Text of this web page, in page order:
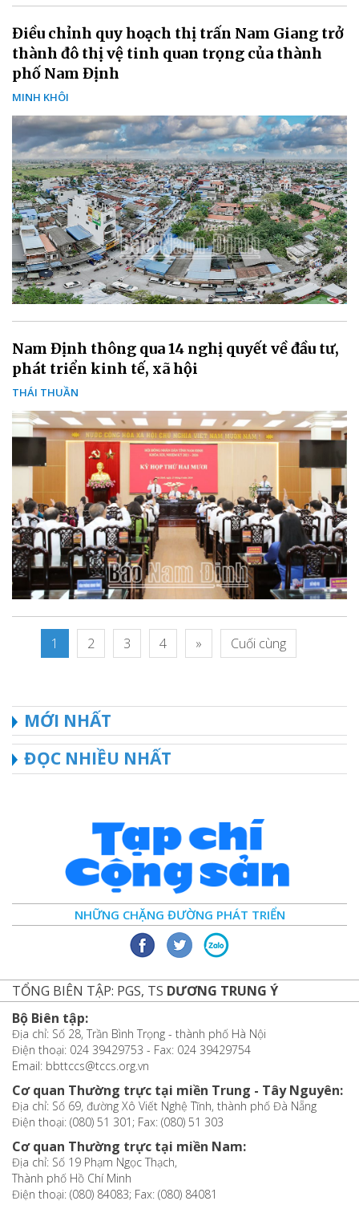
Điều chỉnh quy hoạch thị trấn Nam Giang trở
thành đô thị vệ tinh quan trọng của thành
phố Nam Định
MINH KHÔI
Nam Định thông qua 14 nghị quyết về đầu tư,
phát triển kinh tế, xã hội
THÁI THUẦN
1 2 3 4 » Cuối cùng
MỚI NHẤT
ĐỌC NHIỀU NHẤT
NHỮNG CHẶNG ĐƯỜNG PHÁT TRIỂN
TỔNG BIÊN TẬP: PGS, TS DƯƠNG TRUNG Ý
Bộ Biên tập:
Địa chỉ: Số 28, Trần Bình Trọng - thành phố Hà Nội
Điện thoại: 024 39429753 - Fax: 024 39429754
Email: bbttccs@tccs.org.vn
Cơ quan Thường trực tại miền Trung - Tây Nguyên:
Địa chỉ: Số 69, đường Xô Viết Nghệ Tĩnh, thành phố Đà Nẵng
Điện thoại: (080) 51 301; Fax: (080) 51 303
Cơ quan Thường trực tại miền Nam:
Địa chỉ: Số 19 Phạm Ngọc Thạch,
Thành phố Hồ Chí Minh
Điện thoại: (080) 84083; Fax: (080) 84081